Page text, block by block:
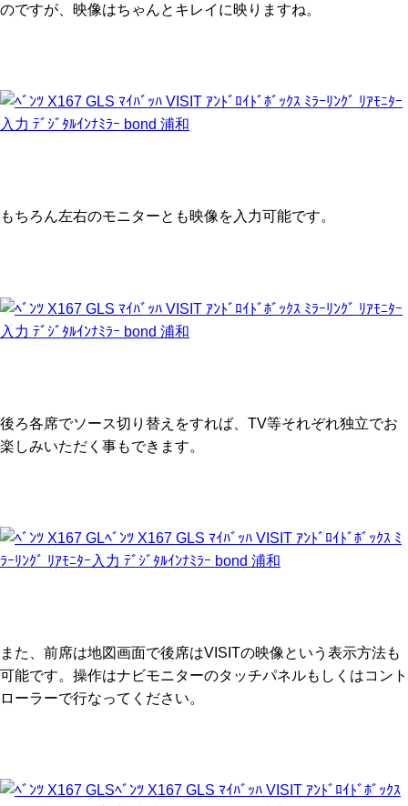
のですが、映像はちゃんとキレイに映りますね。
もちろん左右のモニターとも映像を入力可能です。
後ろ各席でソース切り替えをすれば、TV等それぞれ独立でお
楽しみいただく事もできます。
また、前席は地図画面で後席はVISITの映像という表示方法も
可能です。操作はナビモニターのタッチパネルもしくはコント
ローラーで行なってください。